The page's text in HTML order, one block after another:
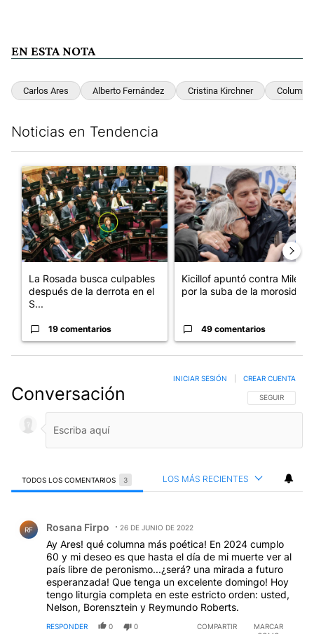
EN ESTA NOTA
Carlos Ares Alberto Fernández Cristina Kirchner
Noticias en Tendencia
Un artículo de tendencia con el título "La Rosada busca
La Rosada busca culpables
después de la derrota en el
S...
19 comentarios
Un artículo de tendencia con
Kicillof apuntó contra Milei
por la suba de la morosida...
49 comentarios
Conversación SIGA ESTA
SEGUIR
INICIAR SESIÓN CREAR CUENTA
TODOS LOS COMENTARIOS 3 LOS MÁS RECIENTES
RF Rosana Firpo 26 DE JUNIO DE 2022
Ay Ares! qué columna más poética! En 2024 cumplo
60 y mi deseo es que hasta el día de mi muerte ver al
país libre de peronismo...¿será? una mirada a futuro
esperanzada! Que tenga un excelente domingo! Hoy
tengo liturgia completa en este estricto orden: usted,
Nelson, Borensztein y Reymundo Roberts.
RESPONDER 0 0 COMPARTIR
MARCAR